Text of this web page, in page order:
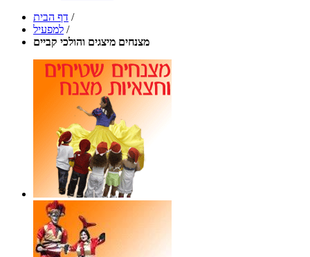
דף הבית /
למפעיל /
מצנחים מיצגים והולכי קביים